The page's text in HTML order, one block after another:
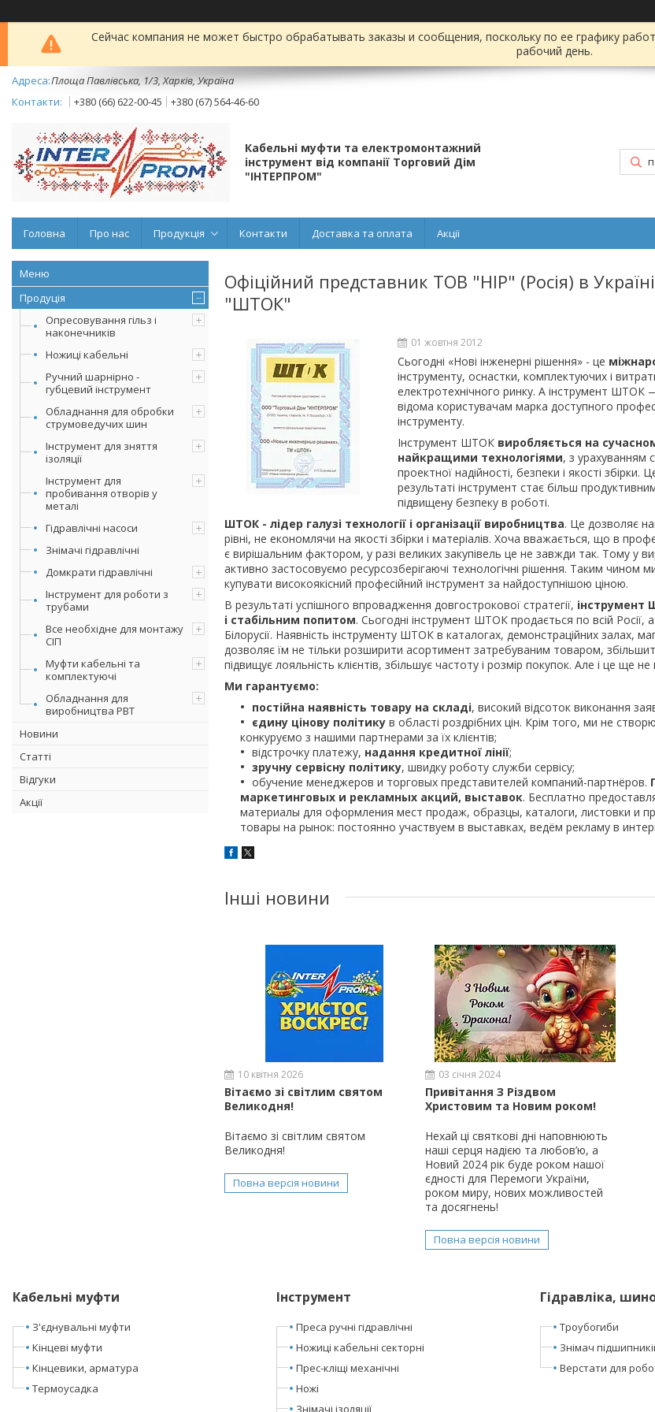
Сейчас компания не может быстро обрабатывать заказы и сообщения, поскольку по ее графику
рабочий день.
Площа Павлівська, 1/3, Харків, Україна
+380 (66) 622-00-45
+380 (67) 564-46-60
Кабельні муфти та електромонтажний
інструмент від компанії Торговий Дім
"ІНТЕРПРОМ"
Головна Про нас Продукція Контакти Доставка та оплата Акції
Продуція
Опресовування гільз і
наконечників
Ножиці кабельні
Ручний шарнірно -
губцевий інструмент
Обладнання для обробки
струмоведучих шин
Інструмент для зняття
ізоляції
Інструмент для
пробивання отворів у
металі
Гідравлічні насоси
Знімачі гідравлічні
Домкрати гідравлічні
Інструмент для роботи з
трубами
Все необхідне для монтажу
СІП
Муфти кабельні та
комплектуючі
Обладнання для
виробництва РВТ
Новини
Статті
Відгуки
Акції
Офіційний представник ТОВ "НІР" (Росія) в
"ШТОК"
01 жовтня 2012
Сьогодні «Нові інженерні рішення» - це
інструменту, оснастки, комплектуючих і
електротехнічного ринку. А інструмент ШТОК
відома користувачам марка доступного
інструменту.
Інструмент ШТОК виробляється на
найкращими технологіями, з урахуванням
проектної надійності, безпеки і якості збірки.
результаті інструмент стає більш
підвищену безпеку в роботі.
ШТОК - лідер галузі технології і організації виробництва. Це дозволяє
рівні, не економлячи на якості збірки і матеріалів. Хоча вважається, що в
є вирішальним фактором, у разі великих закупівель це не завжди так. Тому у
активно застосовуємо ресурсозберігаючі технологічні рішення. Таким чином
купувати високоякісний професійний інструмент за найдоступнішою ціною.
В результаті успішного впровадження довгострокової стратегії, інструмент
і стабільним попитом. Сьогодні інструмент ШТОК продається по всій Росії,
Білорусії. Наявність інструменту ШТОК в каталогах, демонстраційних залах,
дозволяє їм не тільки розширити асортимент затребуваним товаром,
підвищує лояльність клієнтів, збільшує частоту і розмір покупок. Але і це ще не
Ми гарантуємо:
постійна наявність товару на складі, високий відсоток виконання
єдину цінову політику в області роздрібних цін. Крім того, ми не
конкуруємо з нашими партнерами за їх клієнтів;
відстрочку платежу, надання кредитної лінії;
зручну сервісну політику, швидку роботу служби сервісу;
обучение менеджеров и торговых представителей компаний-партнёров.
маркетинговых и рекламных акций, выставок. Бесплатно
материалы для оформления мест продаж, образцы, каталоги, листовки и
товары на рынок: постоянно участвуем в выставках, ведём рекламу в
Інші новини
10 квітня 2026
Вітаємо зі світлим святом
Великодня!
Вітаємо зі світлим святом
Великодня!
Повна версія новини
03 січня 2024
Привітання З Різдвом
Христовим та Новим роком!
Нехай ці святкові дні наповнюють
наші серця надією та любов’ю, а
Новий 2024 рік буде роком нашої
єдності для Перемоги України,
роком миру, нових можливостей
та досягнень!
Повна версія новини
Кабельні муфти
З'єднувальні муфти
Кінцеві муфти
Кінцевики, арматура
Термоусадка
Інструмент
Преса ручні гідравлічні
Ножиці кабельні секторні
Прес-кліщі механічні
Ножі
Знімачі ізоляції
Гідравліка,
Троубогиби
Знімач
Верстати для